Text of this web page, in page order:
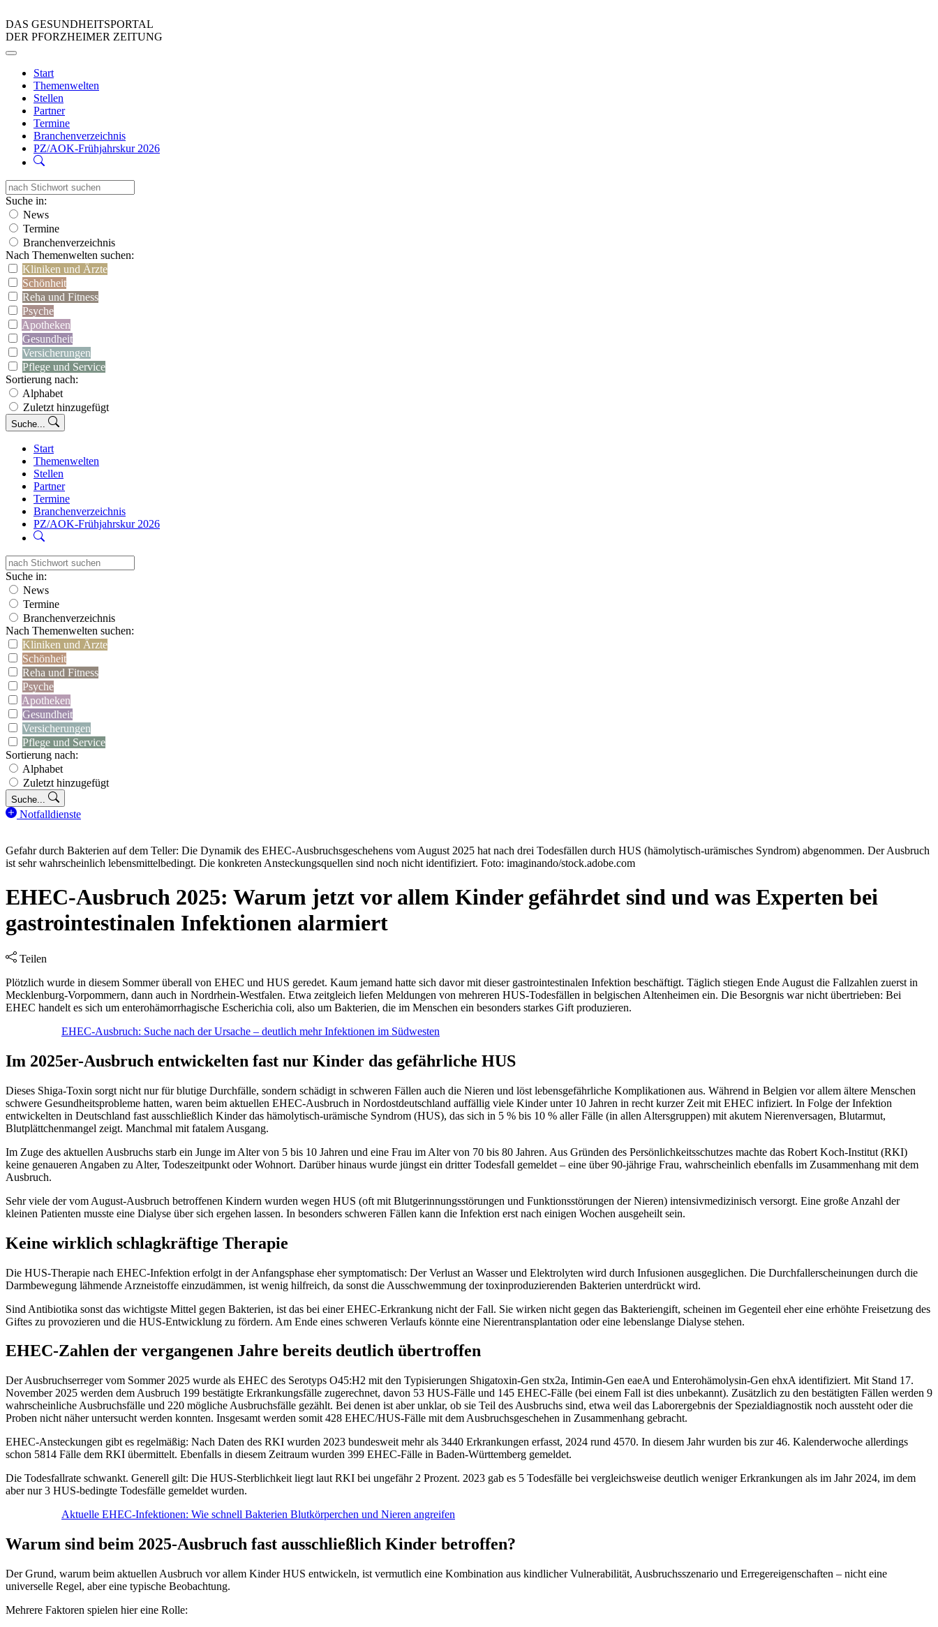
DAS GESUNDHEITSPORTAL
DER PFORZHEIMER ZEITUNG
Start
Themenwelten
Stellen
Partner
Termine
Branchenverzeichnis
PZ/AOK-Frühjahrskur 2026
Suche in:
News
Termine
Branchenverzeichnis
Nach Themenwelten suchen:
Kliniken und Ärzte
Schönheit
Reha und Fitness
Psyche
Apotheken
Gesundheit
Versicherungen
Pflege und Service
Sortierung nach:
Alphabet
Zuletzt hinzugefügt
Suche...
Start
Themenwelten
Stellen
Partner
Termine
Branchenverzeichnis
PZ/AOK-Frühjahrskur 2026
Suche in:
News
Termine
Branchenverzeichnis
Nach Themenwelten suchen:
Kliniken und Ärzte
Schönheit
Reha und Fitness
Psyche
Apotheken
Gesundheit
Versicherungen
Pflege und Service
Sortierung nach:
Alphabet
Zuletzt hinzugefügt
Suche...
Notfalldienste
Gefahr durch Bakterien auf dem Teller: Die Dynamik des EHEC-Ausbruchsgeschehens vom August 2025 hat nach drei Todesfällen durch HUS (hämolytisch-urämisches Syndrom) abgenommen. Der Ausbruch
ist sehr wahrscheinlich lebensmittelbedingt. Die konkreten Ansteckungsquellen sind noch nicht identifiziert. Foto: imaginando/stock.adobe.com
EHEC-Ausbruch 2025: Warum jetzt vor allem Kinder gefährdet sind und was Experten bei
gastrointestinalen Infektionen alarmiert
Teilen
Plötzlich wurde in diesem Sommer überall von EHEC und HUS geredet. Kaum jemand hatte sich davor mit dieser gastrointestinalen Infektion beschäftigt. Täglich stiegen Ende August die Fallzahlen zuerst in
Mecklenburg-Vorpommern, dann auch in Nordrhein-Westfalen. Etwa zeitgleich liefen Meldungen von mehreren HUS-Todesfällen in belgischen Altenheimen ein. Die Besorgnis war nicht übertrieben: Bei
EHEC handelt es sich um enterohämorrhagische Escherichia coli, also um Bakterien, die im Menschen ein besonders starkes Gift produzieren.
EHEC-Ausbruch: Suche nach der Ursache – deutlich mehr Infektionen im Südwesten
Im 2025er-Ausbruch entwickelten fast nur Kinder das gefährliche HUS
Dieses Shiga-Toxin sorgt nicht nur für blutige Durchfälle, sondern schädigt in schweren Fällen auch die Nieren und löst lebensgefährliche Komplikationen aus. Während in Belgien vor allem ältere Menschen
schwere Gesundheitsprobleme hatten, waren beim aktuellen EHEC-Ausbruch in Nordostdeutschland auffällig viele Kinder unter 10 Jahren in recht kurzer Zeit mit EHEC infiziert. In Folge der Infektion
entwickelten in Deutschland fast ausschließlich Kinder das hämolytisch-urämische Syndrom (HUS), das sich in 5 % bis 10 % aller Fälle (in allen Altersgruppen) mit akutem Nierenversagen, Blutarmut,
Blutplättchenmangel zeigt. Manchmal mit fatalem Ausgang.
Im Zuge des aktuellen Ausbruchs starb ein Junge im Alter von 5 bis 10 Jahren und eine Frau im Alter von 70 bis 80 Jahren. Aus Gründen des Persönlichkeitsschutzes machte das Robert Koch‑Institut (RKI)
keine genaueren Angaben zu Alter, Todeszeitpunkt oder Wohnort. Darüber hinaus wurde jüngst ein dritter Todesfall gemeldet – eine über 90-jährige Frau, wahrscheinlich ebenfalls im Zusammenhang mit dem
Ausbruch.
Sehr viele der vom August-Ausbruch betroffenen Kindern wurden wegen HUS (oft mit Blutgerinnungsstörungen und Funktionsstörungen der Nieren) intensivmedizinisch versorgt. Eine große Anzahl der
kleinen Patienten musste eine Dialyse über sich ergehen lassen. In besonders schweren Fällen kann die Infektion erst nach einigen Wochen ausgeheilt sein.
Keine wirklich schlagkräftige Therapie
Die HUS-Therapie nach EHEC-Infektion erfolgt in der Anfangsphase eher symptomatisch: Der Verlust an Wasser und Elektrolyten wird durch Infusionen ausgeglichen. Die Durchfallerscheinungen durch die
Darmbewegung lähmende Arzneistoffe einzudämmen, ist wenig hilfreich, da sonst die Ausschwemmung der toxinproduzierenden Bakterien unterdrückt wird.
Sind Antibiotika sonst das wichtigste Mittel gegen Bakterien, ist das bei einer EHEC-Erkrankung nicht der Fall. Sie wirken nicht gegen das Bakteriengift, scheinen im Gegenteil eher eine erhöhte Freisetzung des
Giftes zu provozieren und die HUS-Entwicklung zu fördern. Am Ende eines schweren Verlaufs könnte eine Nierentransplantation oder eine lebenslange Dialyse stehen.
EHEC-Zahlen der vergangenen Jahre bereits deutlich übertroffen
Der Ausbruchserreger vom Sommer 2025 wurde als EHEC des Serotyps O45:H2 mit den Typisierungen Shigatoxin-Gen stx2a, Intimin-Gen eaeA und Enterohämolysin-Gen ehxA identifiziert. Mit Stand 17.
November 2025 werden dem Ausbruch 199 bestätigte Erkrankungsfälle zugerechnet, davon 53 HUS-Fälle und 145 EHEC-Fälle (bei einem Fall ist dies unbekannt). Zusätzlich zu den bestätigten Fällen werden 9
wahrscheinliche Ausbruchsfälle und 220 mögliche Ausbruchsfälle gezählt. Bei denen ist aber unklar, ob sie Teil des Ausbruchs sind, etwa weil das Laborergebnis der Spezialdiagnostik noch aussteht oder die
Proben nicht näher untersucht werden konnten. Insgesamt werden somit 428 EHEC/HUS-Fälle mit dem Ausbruchsgeschehen in Zusammenhang gebracht.
EHEC-Ansteckungen gibt es regelmäßig: Nach Daten des RKI wurden 2023 bundesweit mehr als 3440 Erkrankungen erfasst, 2024 rund 4570. In diesem Jahr wurden bis zur 46. Kalenderwoche allerdings
schon 5814 Fälle dem RKI übermittelt. Ebenfalls in diesem Zeitraum wurden 399 EHEC-Fälle in Baden-Württemberg gemeldet.
Die Todesfallrate schwankt. Generell gilt: Die HUS-Sterblichkeit liegt laut RKI bei ungefähr 2 Prozent. 2023 gab es 5 Todesfälle bei vergleichsweise deutlich weniger Erkrankungen als im Jahr 2024, im dem
aber nur 3 HUS-bedingte Todesfälle gemeldet wurden.
Aktuelle EHEC-Infektionen: Wie schnell Bakterien Blutkörperchen und Nieren angreifen
Warum sind beim 2025-Ausbruch fast ausschließlich Kinder betroffen?
Der Grund, warum beim aktuellen Ausbruch vor allem Kinder HUS entwickeln, ist vermutlich eine Kombination aus kindlicher Vulnerabilität, Ausbruchsszenario und Erregereigenschaften – nicht eine
universelle Regel, aber eine typische Beobachtung.
Mehrere Faktoren spielen hier eine Rolle: